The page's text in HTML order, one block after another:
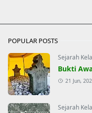
POPULAR POSTS
Sejarah
Bukti
21 Jun,
Sejarah